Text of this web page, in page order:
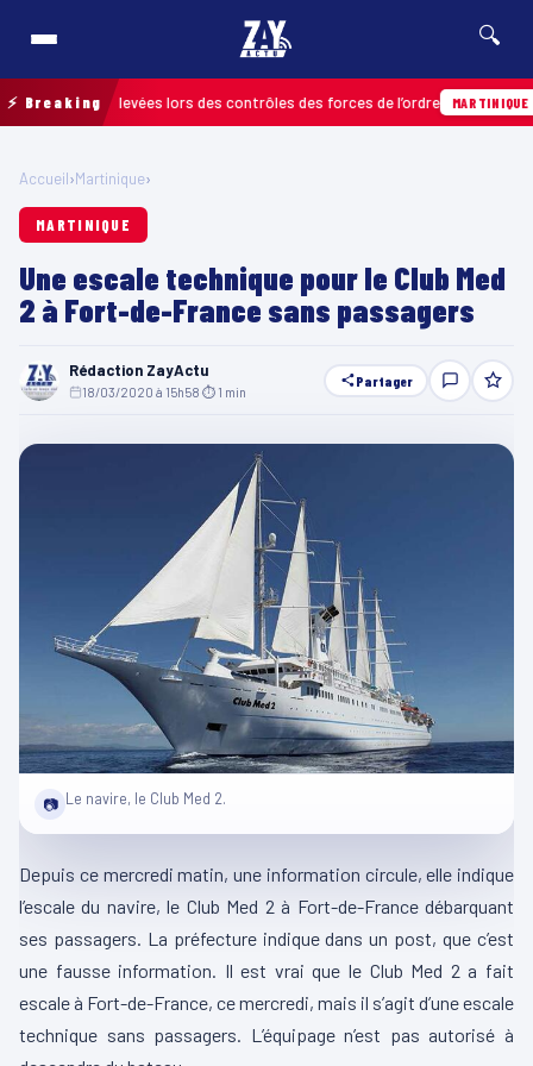
🔍
⚡ Breakingrelevées lors des contrôles des forces de l’ordre MARTINIQUE
Accueil›Martinique›
MARTINIQUE
Une escale technique pour le Club Med
2 à Fort-de-France sans passagers
Rédaction ZayActu
18/03/2020 à 15h58 ⏱ 1 min
Partager
📷 Le navire, le Club Med 2.
Depuis ce mercredi matin, une information circule, elle indique
l’escale du navire, le Club Med 2 à Fort-de-France débarquant
ses passagers. La préfecture indique dans un post, que c’est
une fausse information. Il est vrai que le Club Med 2 a fait
escale à Fort-de-France, ce mercredi, mais il s’agit d’une escale
technique sans passagers. L’équipage n’est pas autorisé à